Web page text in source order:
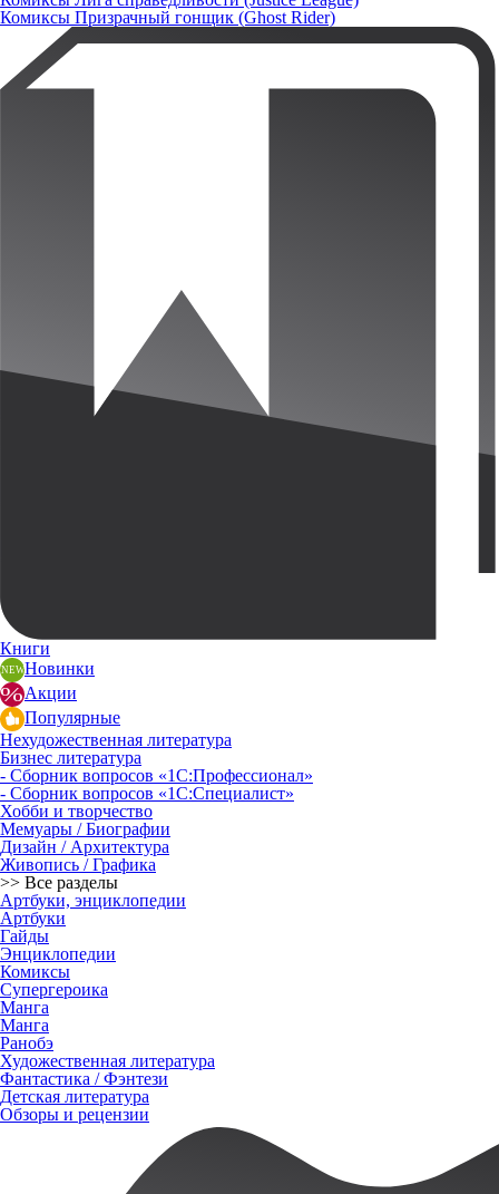
Комиксы Призрачный гонщик (Ghost Rider)
Книги
Новинки
Акции
Популярные
Нехудожественная литература
Бизнес литература
- Сборник вопросов «1С:Профессионал»
- Сборник вопросов «1С:Специалист»
Хобби и творчество
Мемуары / Биографии
Дизайн / Архитектура
Живопись / Графика
>> Все разделы
Артбуки, энциклопедии
Артбуки
Гайды
Энциклопедии
Комиксы
Супергероика
Манга
Манга
Ранобэ
Художественная литература
Фантастика / Фэнтези
Детская литература
Обзоры и рецензии